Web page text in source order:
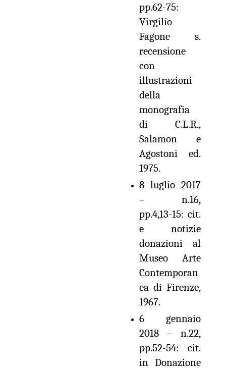
pp.62-75:
Virgilio
Fagone s.
recensione
con
illustrazioni
della
monografia
di C.L.R.,
Salamon e
Agostoni ed.
1975.
8 luglio 2017
– n.16,
pp.4,13-15: cit.
e notizie
donazioni al
Museo Arte
Contemporan
ea di Firenze,
1967.
6 gennaio
2018 – n.22,
pp.52-54: cit.
in Donazione